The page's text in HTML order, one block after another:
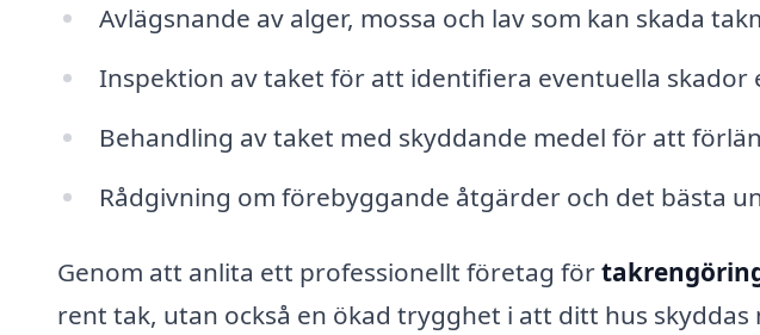
Avlägsnande av alger, mossa och lav som kan skada
Inspektion av taket för att identifiera eventuella skador
Behandling av taket med skyddande medel för att
Rådgivning om förebyggande åtgärder och det bästa
Genom att anlita ett professionellt företag för
rent tak, utan också en ökad trygghet i att ditt hus